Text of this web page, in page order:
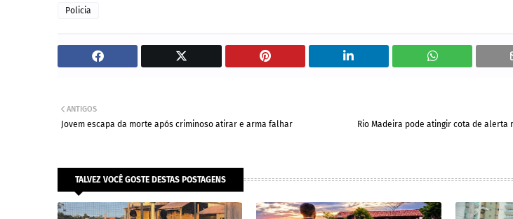
Policia
Rio Madeira pode atingir cota de alerta
ANTIGOS
Jovem escapa da morte após criminoso atirar e arma falhar
TALVEZ VOCÊ GOSTE DESTAS POSTAGENS